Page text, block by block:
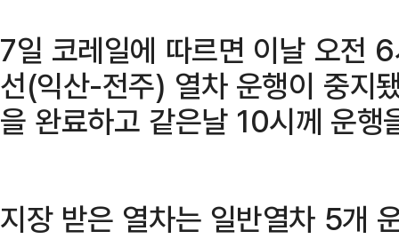
7일 코레일에 따르면 이날 오전
선(익산-전주) 열차 운행이 중지
을 완료하고 같은날 10시께 운행
지장 받은 열차는 일반열차 5개